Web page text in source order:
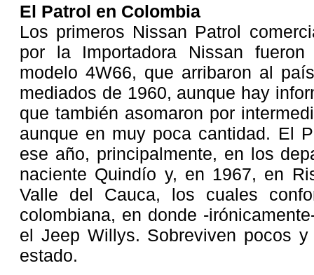
El Patrol en Colombia
Los primeros Nissan Patrol
por la Importadora Nissan
modelo 4W66, que arribaron al
mediados de 1960, aunque hay
que también asomaron por
aunque en muy poca cantidad. El
ese año, principalmente, en los
naciente Quindío y, en 1967, en
Valle del Cauca, los cuales
colombiana, en donde -
el Jeep Willys. Sobreviven pocos
estado.